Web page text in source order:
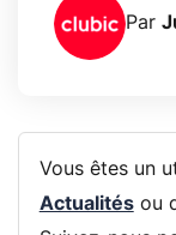
Par
Vous êtes un
Actualitésou